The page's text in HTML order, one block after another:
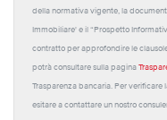
della normativa vigente, la
Immobiliare' e il “Prospetto
contratto per approfondire le
potrà consultare sulla pagina
Trasparenza bancaria. Per verificare
esitare a contattare un nostro